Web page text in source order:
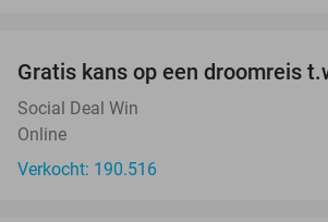
Gratis kans op een droomreis
Social Deal Win
Online
Verkocht: 190.516